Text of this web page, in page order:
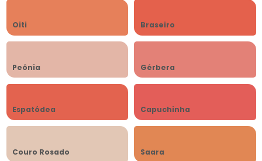
Oiti Braseiro
Peônia Gérbera
Espatódea Capuchinha
Couro Rosado Saara